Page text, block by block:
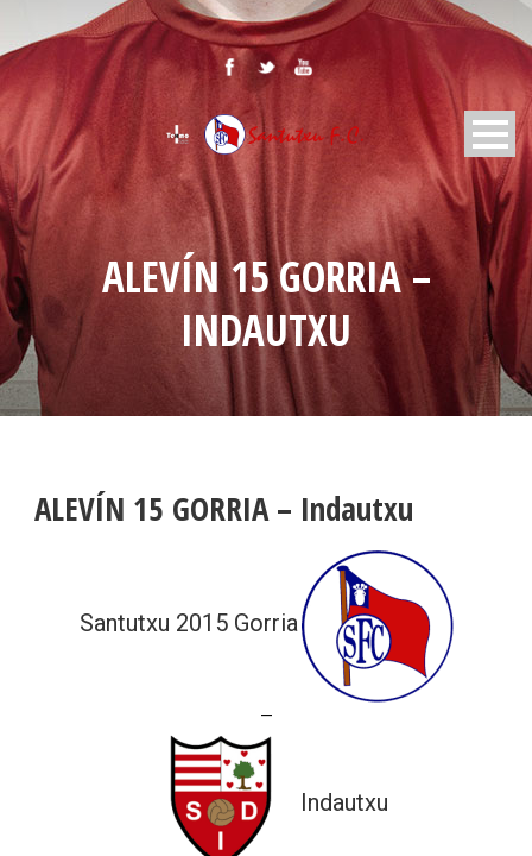
ALEVÍN 15 GORRIA –
INDAUTXU
ALEVÍN 15 GORRIA – Indautxu
Santutxu 2015 Gorria
—
Indautxu